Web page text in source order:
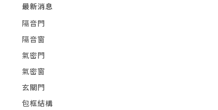
最新消息
隔音門
隔音窗
氣密門
氣密窗
玄關門
包框結構